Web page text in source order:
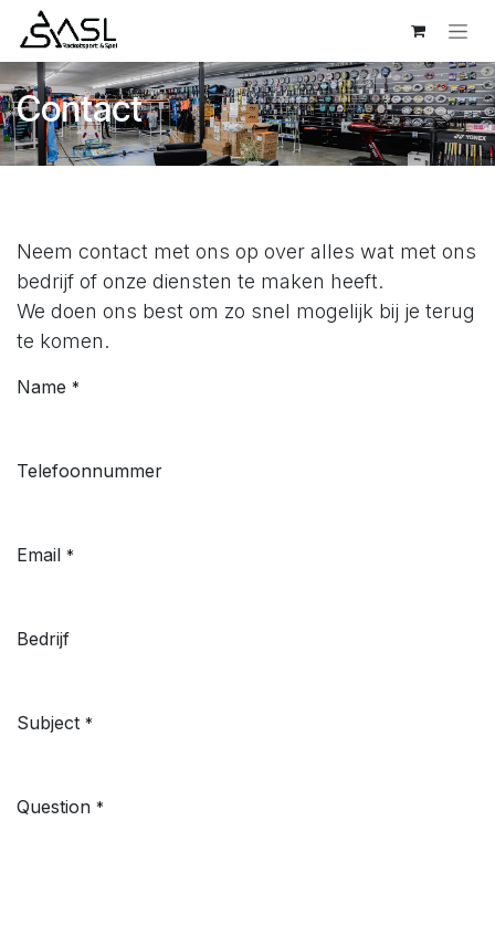
Overslaan naar inhoud
Contact
Neem contact met ons op over alles wat met ons
bedrijf of onze diensten te maken heeft.
We doen ons best om zo snel mogelijk bij je terug
te komen.
Name *
Telefoonnummer
Email *
Bedrijf
Subject *
Question *